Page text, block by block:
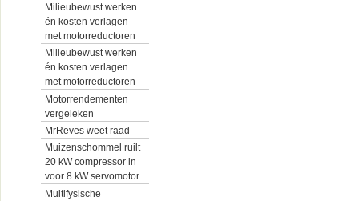
Milieubewust werken
én kosten verlagen
met motorreductoren
Milieubewust werken
én kosten verlagen
met motorreductoren
Motorrendementen
vergeleken
MrReves weet raad
Muizenschommel ruilt
20 kW compressor in
voor 8 kW servomotor
Multifysische